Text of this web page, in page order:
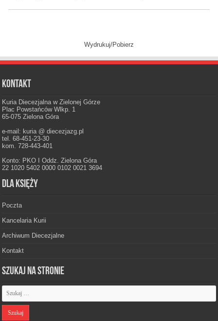
Wydrukuj/Pobierz
Kontakt
Kuria Diecezjalna w Zielonej Górze
Plac Powstańców Wlkp. 1
65-075 Zielona Góra
e-mail: kuria @ diecezjazg.pl
tel. 68-451-23-30
kom. 728-443-401
Konto: PKO I Oddz. Zielona Góra
22 1020 5402 0000 0102 0021 3694
Dla księży
Poczta
Kancelaria Kurii
Archiwum Diecezjalne
Kontakt
Szukaj na stronie